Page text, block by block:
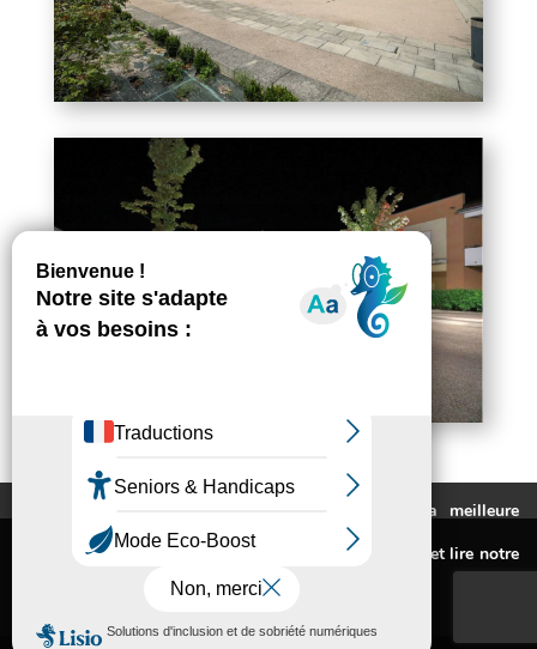
Mentions légales
Accessibilité : non conforme
Ce site utilise des cookies pour vous fournir la meilleure
expérience de navigation possible.
Pour connaitre les cookies utilisés ou les désactiver et lire notre
politique de confidentialité,
cliquez-ici
Accepter